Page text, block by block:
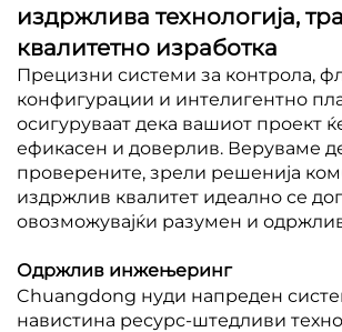
издржлива технологија,
квалитетно изработка
Прецизни системи за контрола,
конфигурации и интелигентно
осигуруваат дека вашиот проект
ефикасен и доверлив. Веруваме
проверените, зрели решенија
издржлив квалитет идеално се
овозможувајќи разумен и
Одржлив инжењеринг
Chuangdong нуди напреден
навистина ресурс-штедливи